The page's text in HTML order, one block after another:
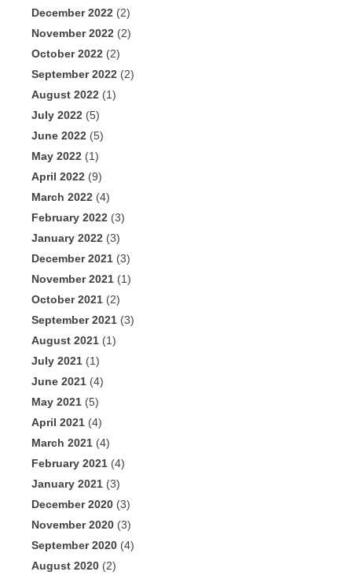
December 2022 (2)
November 2022 (2)
October 2022 (2)
September 2022 (2)
August 2022 (1)
July 2022 (5)
June 2022 (5)
May 2022 (1)
April 2022 (9)
March 2022 (4)
February 2022 (3)
January 2022 (3)
December 2021 (3)
November 2021 (1)
October 2021 (2)
September 2021 (3)
August 2021 (1)
July 2021 (1)
June 2021 (4)
May 2021 (5)
April 2021 (4)
March 2021 (4)
February 2021 (4)
January 2021 (3)
December 2020 (3)
November 2020 (3)
September 2020 (4)
August 2020 (2)